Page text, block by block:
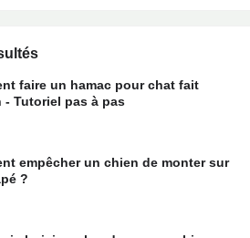
faire un hamac pour chat fait
- Tutoriel pas à pas
empêcher un chien de monter sur
?